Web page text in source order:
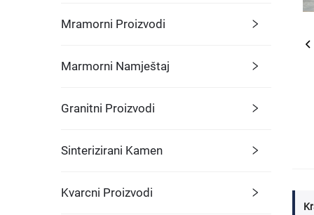
Mramorni Proizvodi
Marmorni Namještaj
Granitni Proizvodi
Sinterizirani Kamen
Kvarcni Proizvodi